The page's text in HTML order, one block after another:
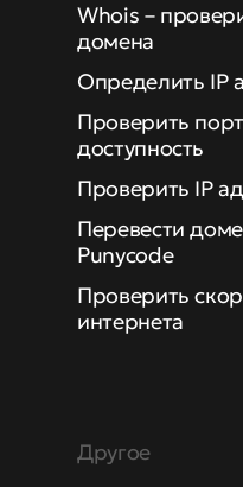
Whois –
домена
Определить IP
Проверить
доступность
Проверить IP
Перевести
Punycode
Проверить
интернета
Другое